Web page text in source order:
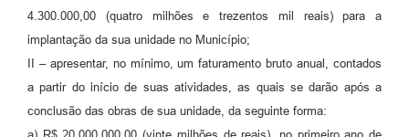
4.300.000,00 (quatro milhões e trezentos mil reais) para a
implantação da sua unidade no Município;
II – apresentar, no mínimo, um faturamento bruto anual, contados
a partir do início de suas atividades, as quais se darão após a
conclusão das obras de sua unidade, da seguinte forma: